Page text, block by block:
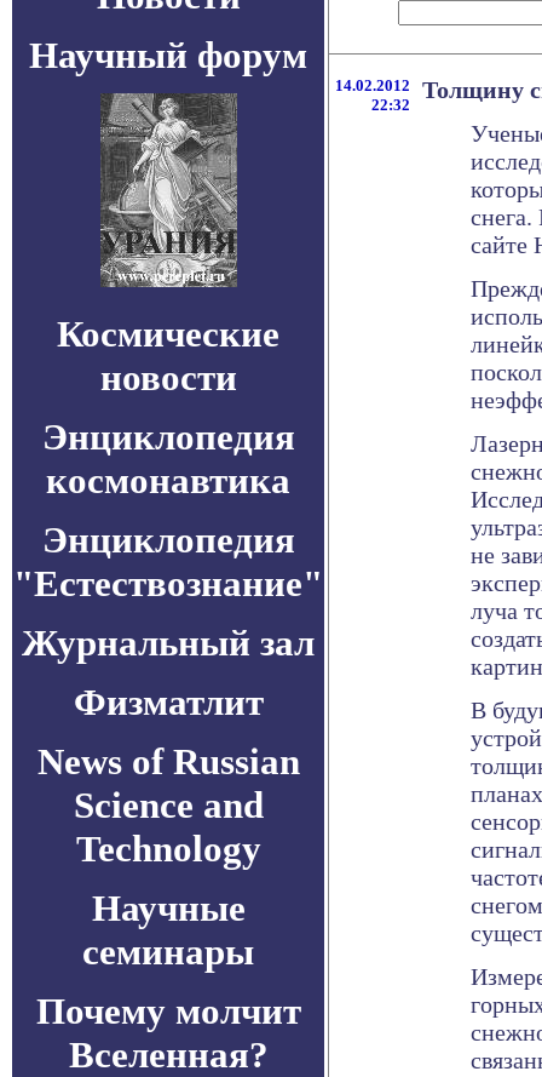
Научный форум
Космические
новости
Энциклопедия
космонавтика
Энциклопедия
"Естествознание"
Журнальный зал
Физматлит
News of Russian
Science and
Technology
Научные
семинары
Почему молчит
Вселенная?
14.02.2012
22:32
Толщину
сайте
не
луча
В